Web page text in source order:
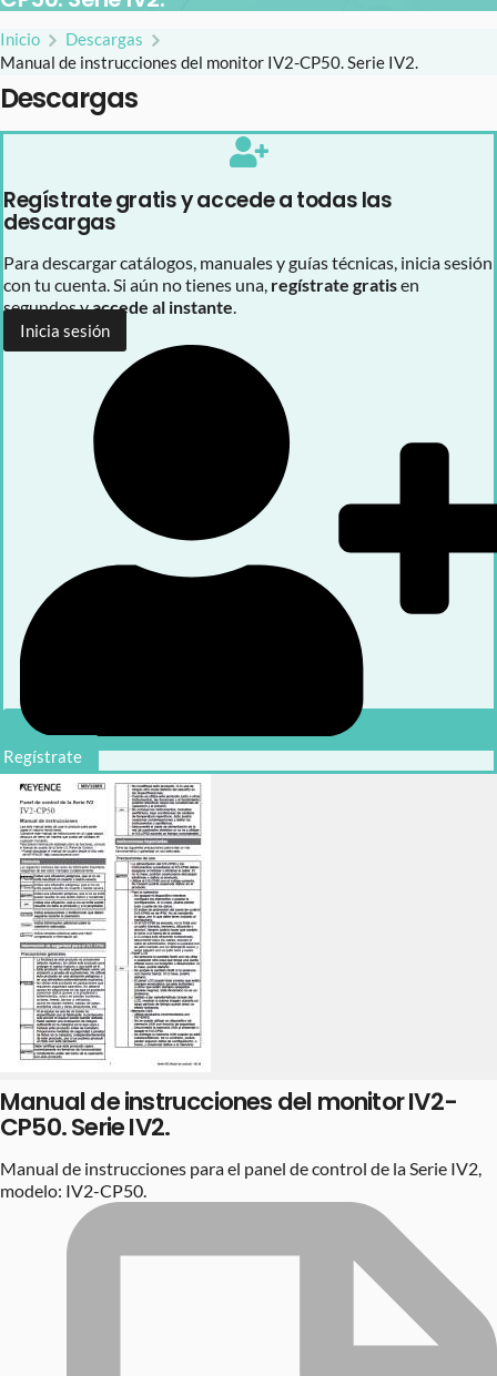
Inicio
Descargas
Manual de instrucciones del monitor IV2-CP50. Serie IV2.
Descargas
Regístrate gratis y accede a todas las
descargas
Para descargar catálogos, manuales y guías técnicas, inicia sesión
con tu cuenta. Si aún no tienes una, regístrate gratisen
segundos yaccede al instante.
Inicia sesión
Regístrate
Manual de instrucciones del monitor IV2-
CP50. Serie IV2.
Manual de instrucciones para el panel de control de la Serie IV2,
modelo: IV2-CP50.